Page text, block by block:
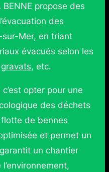
propose des
des
Mer, en triant
évacués selon les
gravats, etc.
opter pour une
des déchets
de bennes
et permet un
un chantier